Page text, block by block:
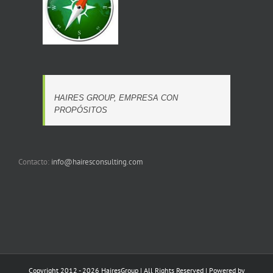
HAIRES GROUP, EMPRESA CON
PROPÓSITOS
Contacto: info@hairesconsulting.com
Copyright 2012 - 2026 HairesGroup | All Rights Reserved | Powered by